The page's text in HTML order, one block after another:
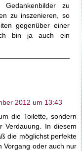
zu
zu inszenieren, so
gegenüber einer
bin ja auch ein
2012 um 13:43
die Toilette, sondern
Verdauung. In diesem
die möglichst perfekte
Vorgang oder auch nur